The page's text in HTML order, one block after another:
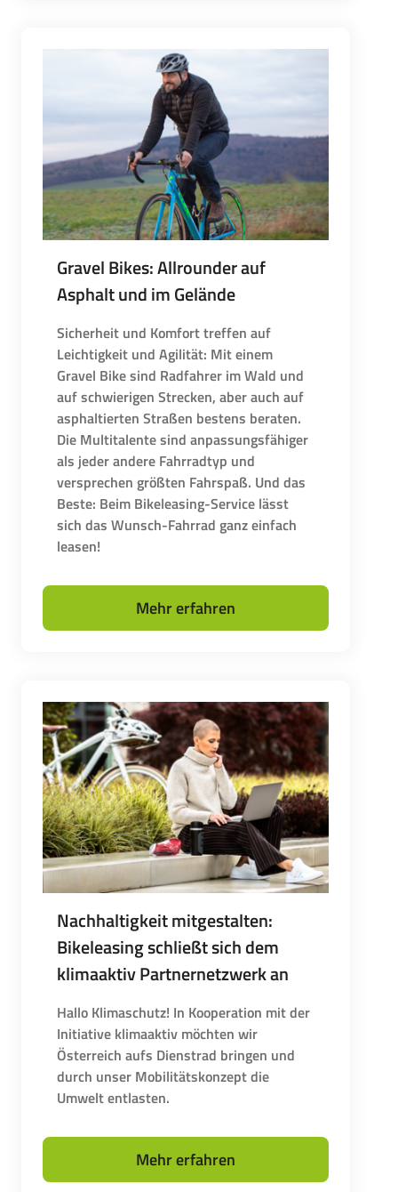
Gravel Bikes: Allrounder auf
Asphalt und im Gelände
Sicherheit und Komfort treffen auf
Leichtigkeit und Agilität: Mit einem
Gravel Bike sind Radfahrer im Wald und
auf schwierigen Strecken, aber auch auf
asphaltierten Straßen bestens beraten.
Die Multitalente sind anpassungsfähiger
als jeder andere Fahrradtyp und
versprechen größten Fahrspaß. Und das
Beste: Beim Bikeleasing-Service lässt
sich das Wunsch-Fahrrad ganz einfach
leasen!
Mehr erfahren
Nachhaltigkeit mitgestalten:
Bikeleasing schließt sich dem
klimaaktiv Partnernetzwerk an
Hallo Klimaschutz! In Kooperation mit der
Initiative klimaaktiv möchten wir
Österreich aufs Dienstrad bringen und
durch unser Mobilitätskonzept die
Umwelt entlasten.
Mehr erfahren